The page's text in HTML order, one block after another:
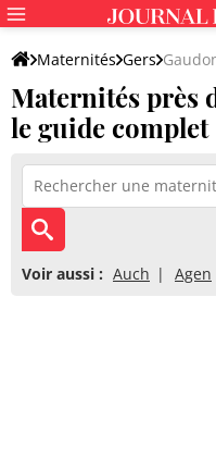
Maternités Gers
Maternités près
le guide complet
Voir aussi : Auch Agen